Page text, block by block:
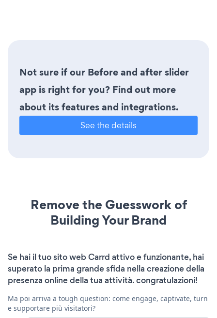
Not sure if our Before and after slider
app is right for you? Find out more
about its features and integrations.
See the details
Remove the Guesswork of
Building Your Brand
Se hai il tuo sito web Carrd attivo e funzionante, hai
superato la prima grande sfida nella creazione della
presenza online della tua attività. congratulazioni!
Ma poi arriva a tough question: come engage, captivate, turn
e supportare più visitatori?